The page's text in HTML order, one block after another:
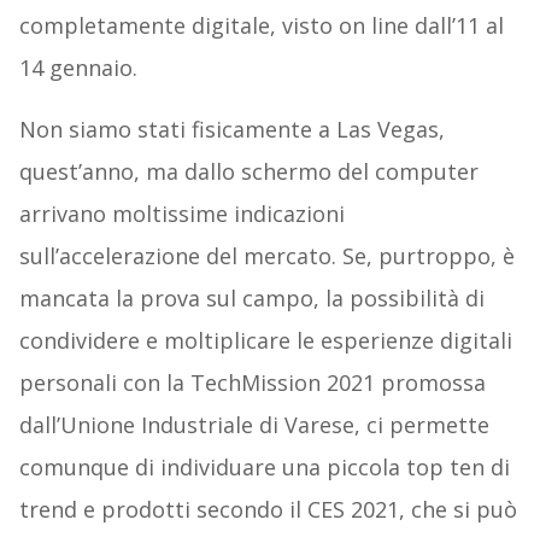
completamente digitale, visto on line dall’11 al
14 gennaio.
Non siamo stati fisicamente a Las Vegas,
quest’anno, ma dallo schermo del computer
arrivano moltissime indicazioni
sull’accelerazione del mercato. Se, purtroppo, è
mancata la prova sul campo, la possibilità di
condividere e moltiplicare le esperienze digitali
personali con la TechMission 2021 promossa
dall’Unione Industriale di Varese, ci permette
comunque di individuare una piccola top ten di
trend e prodotti secondo il CES 2021, che si può